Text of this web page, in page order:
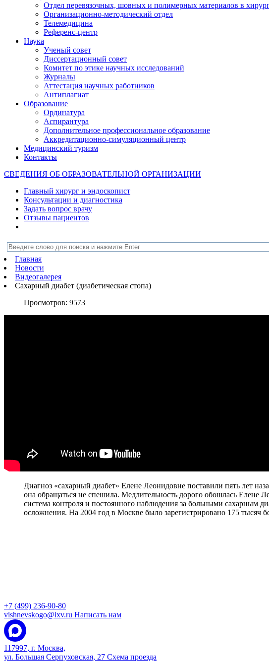
Отдел перевязочных, шовных и полимерных материалов в
Организационно-методический отдел
Телемедицина
Референс-центр
Наука
Ученый совет
Диссертационный совет
Комитет по этике научных исследований
Журналы
Аттестация научных работников
Антиплагиат
Образование
Ординатура
Аспирантура
Дополнительное профессиональное образование
Аккредитационно-симуляционный центр
Медицинский туризм
Контакты
СВЕДЕНИЯ ОБ ОБРАЗОВАТЕЛЬНОЙ ОРГАНИЗАЦИИ
Главный хирург и эндоскопист
Консультации и диагностика
Задать вопрос врачу
Отзывы пациентов
Главная
Новости
Видеогалерея
Сахарный диабет (диабетическая стопа)
Просмотров: 9573
Диагноз «сахарный диабет» Елене Леонидовне поставили пять лет
она обращаться не спешила. Медлительность дорого обошлась Елене
система контроля и постоянного наблюдения за больными сахарным
осложнения. На 2004 год в Москве было зарегистрировано 175 тысяч
+7 (499) 236-90-80
vishnevskogo@ixv.ru Написать нам
117997, г. Москва,
ул. Большая Серпуховская, 27 Схема проезда